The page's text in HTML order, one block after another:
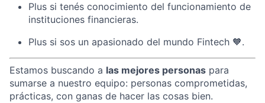
Plus si tenés conocimiento del funcionamiento de
instituciones financieras.
Plus si sos un apasionado del mundo Fintech 🧡.
Estamos buscando a las mejores personas para
sumarse a nuestro equipo: personas comprometidas,
prácticas, con ganas de hacer las cosas bien.